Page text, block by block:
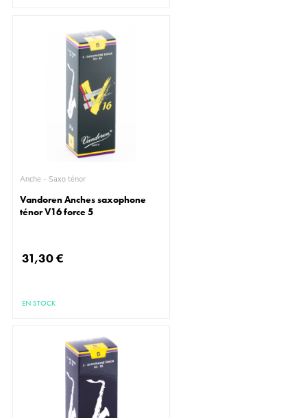
Anche - Saxo ténor
Vandoren Anches saxophone
ténor V16 force 5
31,30 €
EN STOCK